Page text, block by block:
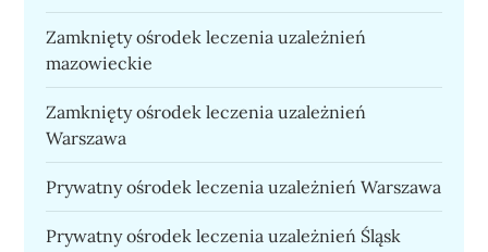
Zamknięty ośrodek leczenia uzależnień
mazowieckie
Zamknięty ośrodek leczenia uzależnień
Warszawa
Prywatny ośrodek leczenia uzależnień Warszawa
Prywatny ośrodek leczenia uzależnień Śląsk